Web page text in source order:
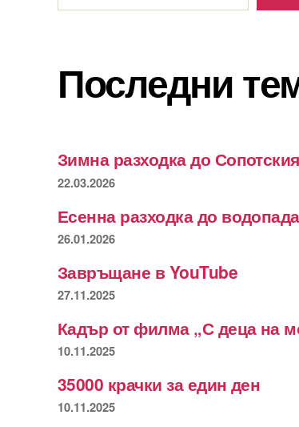
Последни
Зимна разходка до
22.03.2026
Есенна разходка до
26.01.2026
Завръщане в YouTube
27.11.2025
Кадър от филма „С деца на
10.11.2025
35000 крачки за един ден
10.11.2025